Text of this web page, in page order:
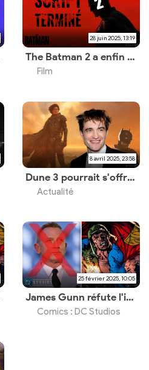
28 juin 2025, 13:19
The Batman 2 a enfin un script terminé
Film
8 avril 2025, 23:58
Dune 3 pourrait s'offrir Robert Pattinson pour un rôle important
Actualité
25 février 2025, 10:05
James Gunn réfute l'implication de Daniel Craig dans le film Sgt. Rock
Comics : DC Studios